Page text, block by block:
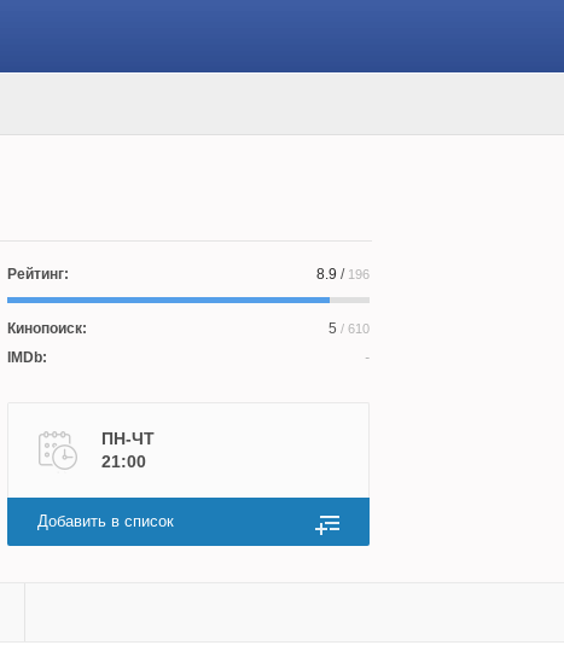
Рейтинг: 8.9 / 196
Кинопоиск: 5 / 610
IMDb:
ПН-ЧТ
21:00
Добавить в список